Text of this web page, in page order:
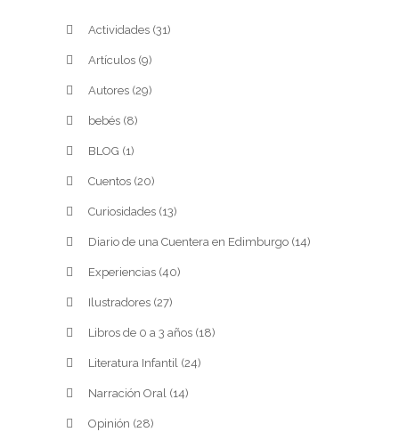
Actividades (31)
Artículos (9)
Autores (29)
bebés (8)
BLOG (1)
Cuentos (20)
Curiosidades (13)
Diario de una Cuentera en Edimburgo (14)
Experiencias (40)
Ilustradores (27)
Libros de 0 a 3 años (18)
Literatura Infantil (24)
Narración Oral (14)
Opinión (28)